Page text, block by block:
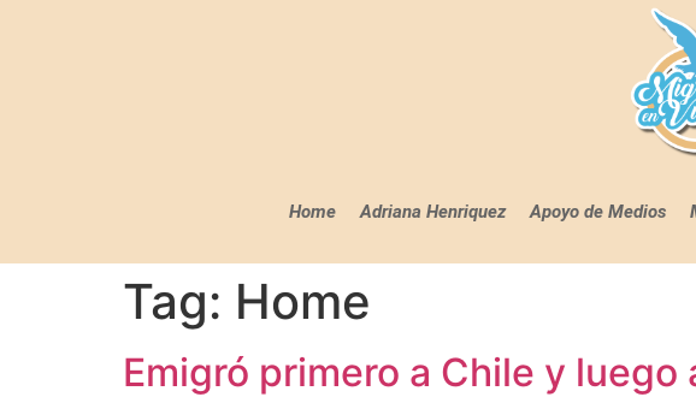
Home Adriana Henriquez Apoyo de Medios
Tag: Home
Emigró primero a Chile y